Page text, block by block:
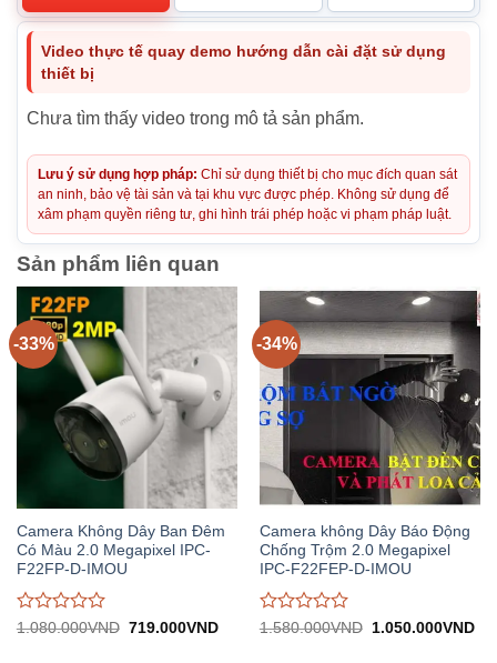
Video thực tế quay demo hướng dẫn cài đặt sử dụng
thiết bị
Chưa tìm thấy video trong mô tả sản phẩm.
Lưu ý sử dụng hợp pháp: Chỉ sử dụng thiết bị cho mục đích quan sát
an ninh, bảo vệ tài sản và tại khu vực được phép. Không sử dụng để
xâm phạm quyền riêng tư, ghi hình trái phép hoặc vi phạm pháp luật.
Sản phẩm liên quan
-33%
Camera Không Dây Ban Đêm
Có Màu 2.0 Megapixel IPC-
F22FP-D-IMOU
Được
1.080.000VND Giá
719.000VNDGiá
-34%
Camera không Dây Báo Động
Chống Trộm 2.0 Megapixel
IPC-F22FEP-D-IMOU
Được
1.580.000VND
Giá
1.050.000VNDGiá